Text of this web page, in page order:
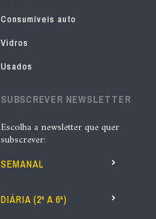
Consumíveis auto
Vidros
Usados
SUBSCREVER NEWSLETTER
Escolha a newsletter que quer
subscrever:
SEMANAL
DIÁRIA (2ª A 6ª)